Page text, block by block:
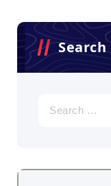
Search
for: